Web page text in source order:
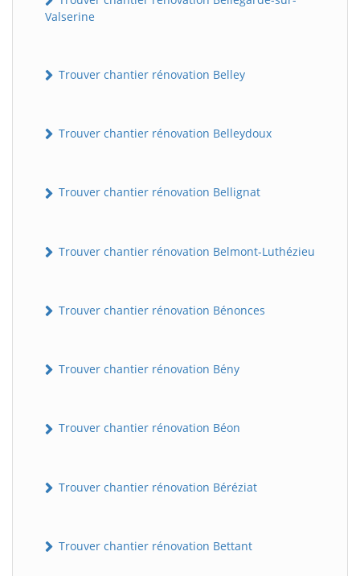
Valserine
Trouver chantier rénovation Belley
Trouver chantier rénovation Belleydoux
Trouver chantier rénovation Bellignat
Trouver chantier rénovation Belmont-Luthézieu
Trouver chantier rénovation Bénonces
Trouver chantier rénovation Bény
Trouver chantier rénovation Béon
Trouver chantier rénovation Béréziat
Trouver chantier rénovation Bettant